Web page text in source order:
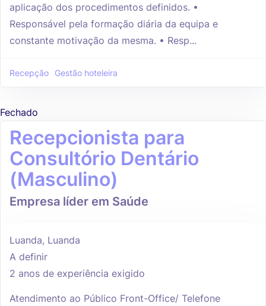
aplicação dos procedimentos definidos. •
Responsável pela formação diária da equipa e
constante motivação da mesma. • Resp...
Recepção Gestão hoteleira
Fechado
Recepcionista para
Consultório Dentário
(Masculino)
Empresa líder em Saúde
Luanda, Luanda
A definir
2 anos de experiência exigido
Atendimento ao Público Front-Office/ Telefone